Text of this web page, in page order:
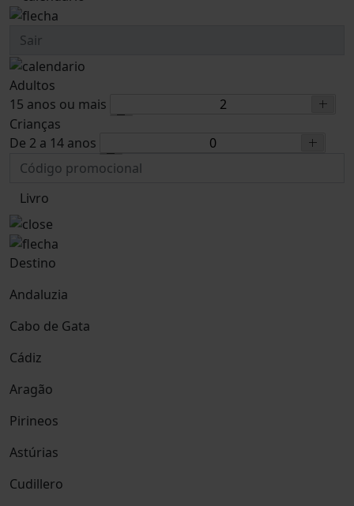
Adultos
15 anos ou mais
Crianças
De 2 a 14 anos
Livro
Destino
Andaluzia
Cabo de Gata
Cádiz
Aragão
Pirineos
Astúrias
Cudillero